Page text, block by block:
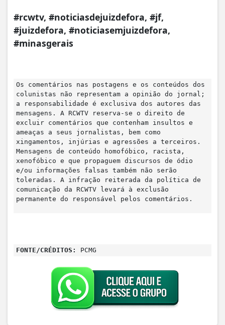
#rcwtv, #noticiasdejuizdefora, #jf,
#juizdefora, #noticiasemjuizdefora,
#minasgerais
Os comentários nas postagens e os conteúdos dos
colunistas não representam a opinião do jornal;
a responsabilidade é exclusiva dos autores das
mensagens. A RCWTV reserva-se o direito de
excluir comentários que contenham insultos e
ameaças a seus jornalistas, bem como
xingamentos, injúrias e agressões a terceiros.
Mensagens de conteúdo homofóbico, racista,
xenofóbico e que propaguem discursos de ódio
e/ou informações falsas também não serão
toleradas. A infração reiterada da política de
comunicação da RCWTV levará à exclusão
permanente do responsável pelos comentários.
FONTE/CRÉDITOS: PCMG